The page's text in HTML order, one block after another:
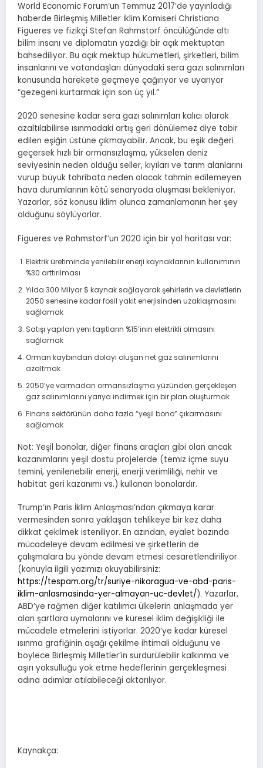
World Economic Forum’un Temmuz 2017’de yayınladığı
haberde Birleşmiş Milletler İklim Komiseri Christiana
Figueres ve fizikçi Stefan Rahmstorf öncülüğünde altı
bilim insanı ve diplomatın yazdığı bir açık mektuptan
bahsediliyor. Bu açık mektup hükümetleri, şirketleri, bilim
insanlarını ve vatandaşları dünyadaki sera gazı salınımları
konusunda harekete geçmeye çağırıyor ve uyarıyor
“gezegeni kurtarmak için son üç yıl.”
2020 senesine kadar sera gazı salınımları kalıcı olarak
azaltılabilirse ısınmadaki artış geri dönülemez diye tabir
edilen eşiğin üstüne çıkmayabilir. Ancak, bu eşik değeri
geçersek hızlı bir ormansızlaşma, yükselen deniz
seviyesinin neden olduğu seller, kıyıları ve tarım alanlarını
vurup büyük tahribata neden olacak tahmin edilemeyen
hava durumlarının kötü senaryoda oluşması bekleniyor.
Yazarlar, söz konusu iklim olunca zamanlamanın her şey
olduğunu söylüyorlar.
Figueres ve Rahmstorf’un 2020 için bir yol haritası var:
Elektrik üretiminde yenilebilir enerji kaynaklarının kullanımının
%30 arttırılması
Yılda 300 Milyar $ kaynak sağlayarak şehirlerin ve devletlerin
2050 senesine kadar fosil yakıt enerjisinden uzaklaşmasını
sağlamak
Satışı yapılan yeni taşıtların %15’inin elektrikli olmasını
sağlamak
Orman kaybından dolayı oluşan net gaz salınımlarını
azaltmak
2050’ye varmadan ormansızlaşma yüzünden gerçekleşen
gaz salınımlarını yarıya indirmek için bir plan oluşturmak
Finans sektörünün daha fazla “yeşil bono” çıkarmasını
sağlamak
Not: Yeşil bonolar, diğer finans araçları gibi olan ancak
kazanımlarını yeşil dostu projelerde (temiz içme suyu
temini, yenilenebilir enerji, enerji verimliliği, nehir ve
habitat geri kazanımı vs.) kullanan bonolardır.
Trump’ın Paris İklim Anlaşması’ndan çıkmaya karar
vermesinden sonra yaklaşan tehlikeye bir kez daha
dikkat çekilmek isteniliyor. En azından, eyalet bazında
mücadeleye devam edilmesi ve şirketlerin de
çalışmalara bu yönde devam etmesi cesaretlendiriliyor
(konuyla ilgili yazımızı okuyabilirsiniz:
https://tespam.org/tr/suriye-nikaragua-ve-abd-paris-
iklim-anlasmasinda-yer-almayan-uc-devlet/). Yazarlar,
ABD’ye rağmen diğer katılımcı ülkelerin anlaşmada yer
alan şartlara uymalarını ve küresel iklim değişikliği ile
mücadele etmelerini istiyorlar. 2020’ye kadar küresel
ısınma grafiğinin aşağı çekilme ihtimali olduğunu ve
böylece Birleşmiş Milletler’in sürdürülebilir kalkınma ve
aşırı yoksulluğu yok etme hedeflerinin gerçekleşmesi
adına adımlar atılabileceği aktarılıyor.
Kaynakça: